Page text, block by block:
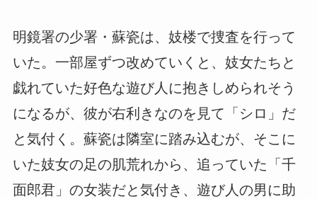
明鏡署の少署・蘇瓷は、妓楼で捜査を行って
いた。一部屋ずつ改めていくと、妓女たちと
戯れていた好色な遊び人に抱きしめられそう
になるが、彼が右利きなのを見て「シロ」だ
と気付く。蘇瓷は隣室に踏み込むが、そこに
いた妓女の足の肌荒れから、追っていた「千
面郎君」の女装だと気付き、遊び人の男に助